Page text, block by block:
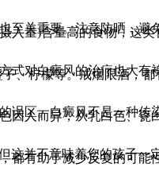
至关重要。注意防晒，避
入量)含量高的食物，这
式对白癜风的治疗也大
、柠檬等。戒烟限酒，
误区。白癜风不是一种
因人而异，从乳白色、
这并不意味着您的孩子
都有助于减少反复的可